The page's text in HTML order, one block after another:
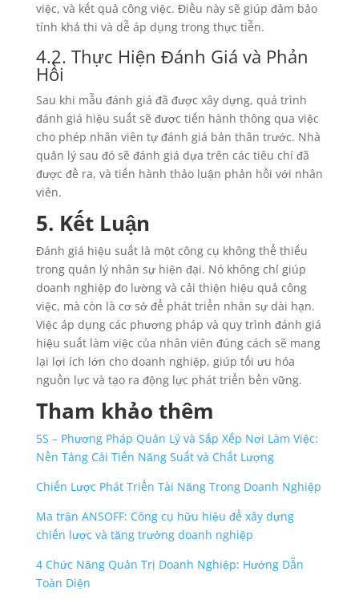
việc, và kết quả công việc. Điều này sẽ giúp đảm bảo
tính khả thi và dễ áp dụng trong thực tiễn.
4.2. Thực Hiện Đánh Giá và Phản
Hồi
Sau khi mẫu đánh giá đã được xây dựng, quá trình
đánh giá hiệu suất sẽ được tiến hành thông qua việc
cho phép nhân viên tự đánh giá bản thân trước. Nhà
quản lý sau đó sẽ đánh giá dựa trên các tiêu chí đã
được đề ra, và tiến hành thảo luận phản hồi với nhân
viên.
5. Kết Luận
Đánh giá hiệu suất là một công cụ không thể thiếu
trong quản lý nhân sự hiện đại. Nó không chỉ giúp
doanh nghiệp đo lường và cải thiện hiệu quả công
việc, mà còn là cơ sở để phát triển nhân sự dài hạn.
Việc áp dụng các phương pháp và quy trình đánh giá
hiệu suất làm việc của nhân viên đúng cách sẽ mang
lại lợi ích lớn cho doanh nghiệp, giúp tối ưu hóa
nguồn lực và tạo ra động lực phát triển bền vững.
Tham khảo thêm
5S – Phương Pháp Quản Lý và Sắp Xếp Nơi Làm Việc:
Nền Tảng Cải Tiến Năng Suất và Chất Lượng
Chiến Lược Phát Triển Tài Năng Trong Doanh Nghiệp
Ma trận ANSOFF: Công cụ hữu hiệu để xây dựng
chiến lược và tăng trưởng doanh nghiệp
4 Chức Năng Quản Trị Doanh Nghiệp: Hướng Dẫn
Toàn Diện